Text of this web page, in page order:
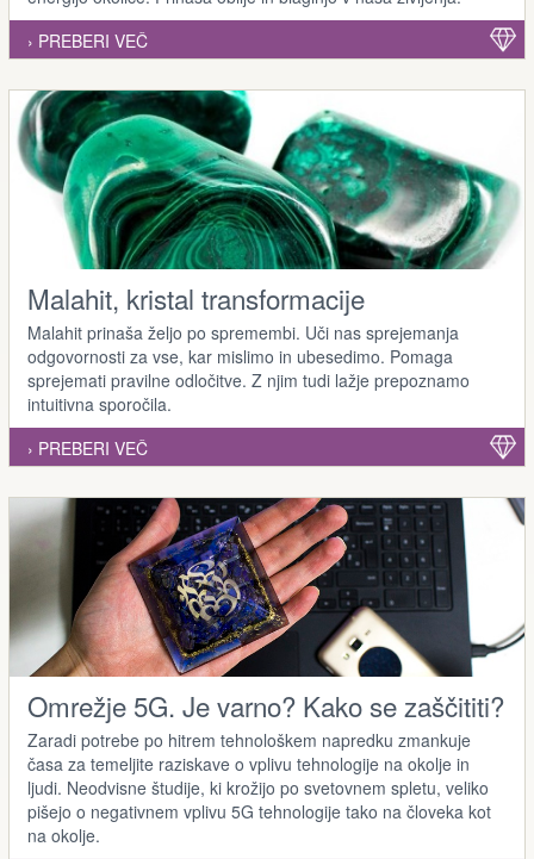
› PREBERI VEČ
Malahit, kristal transformacije
Malahit prinaša željo po spremembi. Uči nas sprejemanja
odgovornosti za vse, kar mislimo in ubesedimo. Pomaga
sprejemati pravilne odločitve. Z njim tudi lažje prepoznamo
intuitivna sporočila.
› PREBERI VEČ
Omrežje 5G. Je varno? Kako se zaščititi?
Zaradi potrebe po hitrem tehnološkem napredku zmankuje
časa za temeljite raziskave o vplivu tehnologije na okolje in
ljudi. Neodvisne študije, ki krožijo po svetovnem spletu, veliko
pišejo o negativnem vplivu 5G tehnologije tako na človeka kot
na okolje.